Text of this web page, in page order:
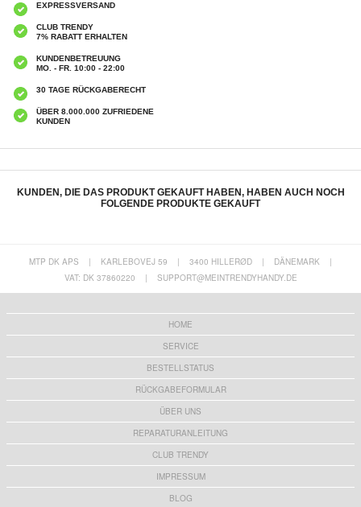
EXPRESSVERSAND
CLUB TRENDY
7% RABATT ERHALTEN
KUNDENBETREUUNG
MO. - FR. 10:00 - 22:00
30 TAGE RÜCKGABERECHT
ÜBER 8.000.000 ZUFRIEDENE
KUNDEN
KUNDEN, DIE DAS PRODUKT GEKAUFT HABEN, HABEN AUCH NOCH
FOLGENDE PRODUKTE GEKAUFT
Wasserdichte Hülle - Schwarz
iPhone 12 Pro Aktive Serie IP68
Wasserdichte Hülle - Schwarz
MTP DK APS | KARLEBOVEJ 59 | 3400 HILLERØD | DÄNEMARK
|
VAT: DK 37860220
| SUPPORT@MEINTRENDYHANDY.DE
HOME
SERVICE
BESTELLSTATUS
RÜCKGABEFORMULAR
ÜBER UNS
REPARATURANLEITUNG
CLUB TRENDY
IMPRESSUM
BLOG